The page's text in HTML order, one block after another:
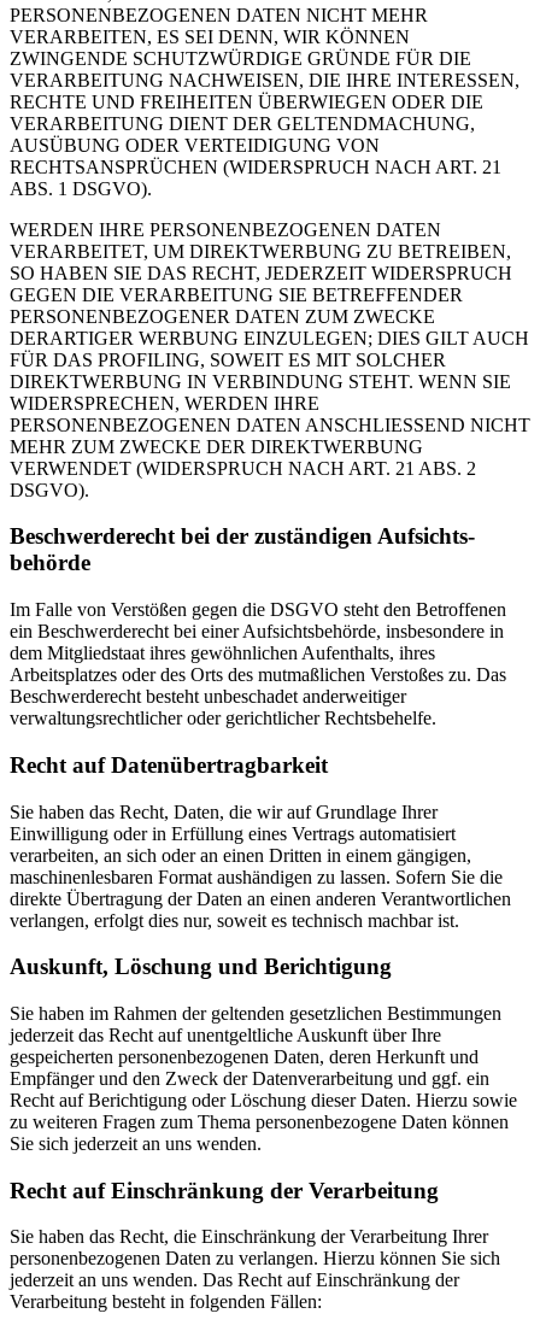
PERSONENBEZOGENEN DATEN NICHT MEHR
VERARBEITEN, ES SEI DENN, WIR KÖNNEN
ZWINGENDE SCHUTZWÜRDIGE GRÜNDE FÜR DIE
VERARBEITUNG NACHWEISEN, DIE IHRE INTERESSEN,
RECHTE UND FREIHEITEN ÜBERWIEGEN ODER DIE
VERARBEITUNG DIENT DER GELTENDMACHUNG,
AUSÜBUNG ODER VERTEIDIGUNG VON
RECHTSANSPRÜCHEN (WIDERSPRUCH NACH ART. 21
ABS. 1 DSGVO).
WERDEN IHRE PERSONENBEZOGENEN DATEN
VERARBEITET, UM DIREKTWERBUNG ZU BETREIBEN,
SO HABEN SIE DAS RECHT, JEDERZEIT WIDERSPRUCH
GEGEN DIE VERARBEITUNG SIE BETREFFENDER
PERSONENBEZOGENER DATEN ZUM ZWECKE
DERARTIGER WERBUNG EINZULEGEN; DIES GILT AUCH
FÜR DAS PROFILING, SOWEIT ES MIT SOLCHER
DIREKTWERBUNG IN VERBINDUNG STEHT. WENN SIE
WIDERSPRECHEN, WERDEN IHRE
PERSONENBEZOGENEN DATEN ANSCHLIESSEND NICHT
MEHR ZUM ZWECKE DER DIREKTWERBUNG
VERWENDET (WIDERSPRUCH NACH ART. 21 ABS. 2
DSGVO).
Beschwerde­recht bei der zuständigen Aufsichts­
behörde
Im Falle von Verstößen gegen die DSGVO steht den Betroffenen
ein Beschwerderecht bei einer Aufsichtsbehörde, insbesondere in
dem Mitgliedstaat ihres gewöhnlichen Aufenthalts, ihres
Arbeitsplatzes oder des Orts des mutmaßlichen Verstoßes zu. Das
Beschwerderecht besteht unbeschadet anderweitiger
verwaltungsrechtlicher oder gerichtlicher Rechtsbehelfe.
Recht auf Daten­übertrag­barkeit
Sie haben das Recht, Daten, die wir auf Grundlage Ihrer
Einwilligung oder in Erfüllung eines Vertrags automatisiert
verarbeiten, an sich oder an einen Dritten in einem gängigen,
maschinenlesbaren Format aushändigen zu lassen. Sofern Sie die
direkte Übertragung der Daten an einen anderen Verantwortlichen
verlangen, erfolgt dies nur, soweit es technisch machbar ist.
Auskunft, Löschung und Berichtigung
Sie haben im Rahmen der geltenden gesetzlichen Bestimmungen
jederzeit das Recht auf unentgeltliche Auskunft über Ihre
gespeicherten personenbezogenen Daten, deren Herkunft und
Empfänger und den Zweck der Datenverarbeitung und ggf. ein
Recht auf Berichtigung oder Löschung dieser Daten. Hierzu sowie
zu weiteren Fragen zum Thema personenbezogene Daten können
Sie sich jederzeit an uns wenden.
Recht auf Einschränkung der Verarbeitung
Sie haben das Recht, die Einschränkung der Verarbeitung Ihrer
personenbezogenen Daten zu verlangen. Hierzu können Sie sich
jederzeit an uns wenden. Das Recht auf Einschränkung der
Verarbeitung besteht in folgenden Fällen: